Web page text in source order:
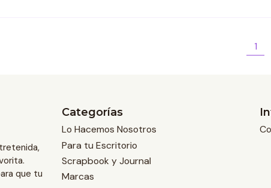
1
que tu
Categorías
Lo Hacemos Nosotros
Para tu Escritorio
Scrapbook y Journal
Marcas